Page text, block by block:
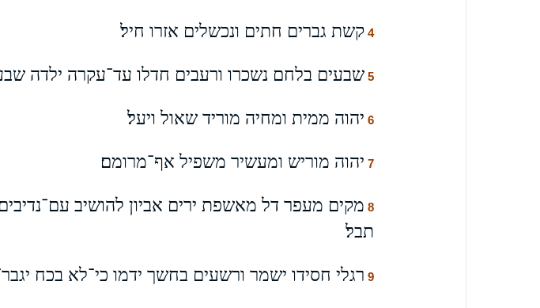
4 קשת גברים חתים ונכשלים אזרו חיל׃
5 שבעים בלחם נשכרו ורעבים חדלו עד־עקרה ילדה
6 יהוה ממית ומחיה מוריד שאול ויעל׃
7 יהוה מוריש ומעשיר משפיל אף־מרומם׃
8 מקים מעפר דל מאשפת ירים אביון להושיב
תבל׃
9 רגלי חסידו ישמר ורשעים בחשך ידמו כי־לא בכח